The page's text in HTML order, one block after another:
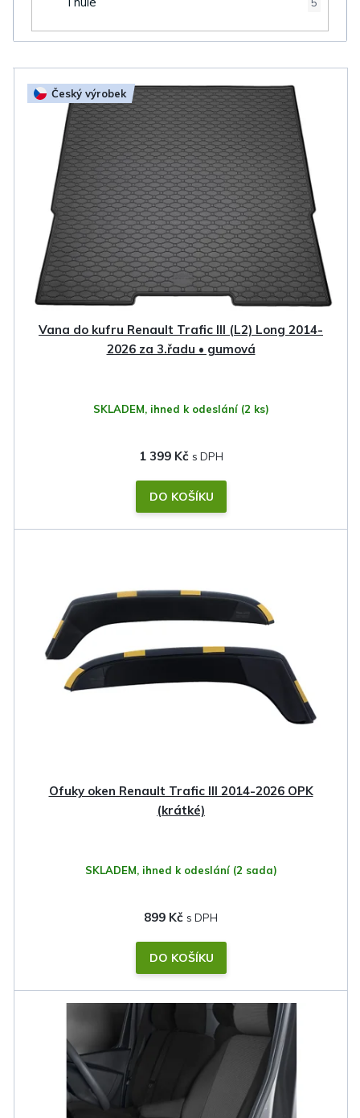
5
Český výrobek
Vana do kufru Renault Trafic III (L2) Long 2014-
2026 za 3.řadu • gumová
SKLADEM, ihned k odeslání (2 ks)
1 399 Kč
DO KOŠÍKU
Ofuky oken Renault Trafic III 2014-2026 OPK
(krátké)
SKLADEM, ihned k odeslání (2 sada)
899 Kč
DO KOŠÍKU